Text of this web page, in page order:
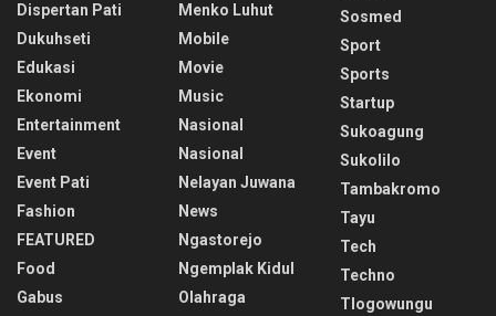
Dispertan Pati
Dukuhseti
Edukasi
Ekonomi
Entertainment
Event
Event Pati
Fashion
FEATURED
Food
Gabus
Menko Luhut
Mobile
Movie
Music
Nasional
Nasional
Nelayan Juwana
News
Ngastorejo
Ngemplak Kidul
Olahraga
Sosmed
Sport
Sports
Startup
Sukoagung
Sukolilo
Tambakromo
Tayu
Tech
Techno
Tlogowungu